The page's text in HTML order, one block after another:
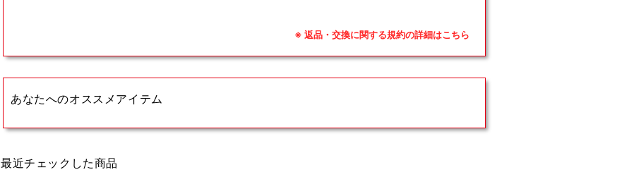
※ 返品・交換に関する規約の詳細はこちら
あなたへのオススメアイテム
最近チェックした商品